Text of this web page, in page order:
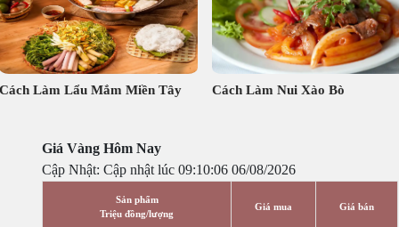
Làm Lẩu Mắm Miền Tây Cách Làm Nui Xào Bò
Giá Vàng Hôm Nay
Cập Nhật: Cập nhật lúc 09:10:06 06/08/2026
Sản phẩm
Triệu đồng/lượng
Giá mua Giá bán